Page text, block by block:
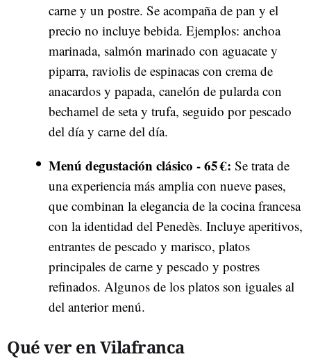
carne y un postre. Se acompaña de pan y el
precio no incluye bebida. Ejemplos: anchoa
marinada, salmón marinado con aguacate y
piparra, raviolis de espinacas con crema de
anacardos y papada, canelón de pularda con
bechamel de seta y trufa, seguido por pescado
del día y carne del día.
Menú degustación clásico - 65 €: Se trata de
una experiencia más amplia con nueve pases,
que combinan la elegancia de la cocina francesa
con la identidad del Penedès. Incluye aperitivos,
entrantes de pescado y marisco, platos
principales de carne y pescado y postres
refinados. Algunos de los platos son iguales al
del anterior menú.
Qué ver en Vilafranca